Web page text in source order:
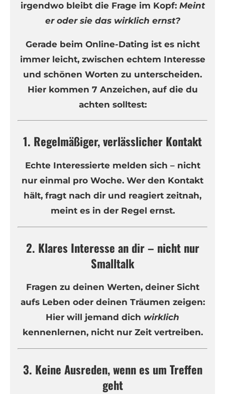
irgendwo bleibt die Frage im Kopf: Meint
er oder sie das wirklich ernst?
Gerade beim Online-Dating ist es nicht
immer leicht, zwischen echtem Interesse
und schönen Worten zu unterscheiden.
Hier kommen 7 Anzeichen, auf die du
achten solltest:
1. Regelmäßiger, verlässlicher Kontakt
Echte Interessierte melden sich – nicht
nur einmal pro Woche. Wer den Kontakt
hält, fragt nach dir und reagiert zeitnah,
meint es in der Regel ernst.
2. Klares Interesse an dir – nicht nur
Smalltalk
Fragen zu deinen Werten, deiner Sicht
aufs Leben oder deinen Träumen zeigen:
Hier will jemand dich wirklich
kennenlernen, nicht nur Zeit vertreiben.
3. Keine Ausreden, wenn es um Treffen
geht